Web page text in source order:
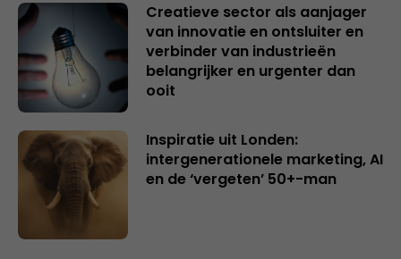
Creatieve sector als aanjager
van innovatie en ontsluiter en
verbinder van industrieën
belangrijker en urgenter dan
ooit
Inspiratie uit Londen:
intergenerationele marketing, AI
en de ‘vergeten’ 50+-man